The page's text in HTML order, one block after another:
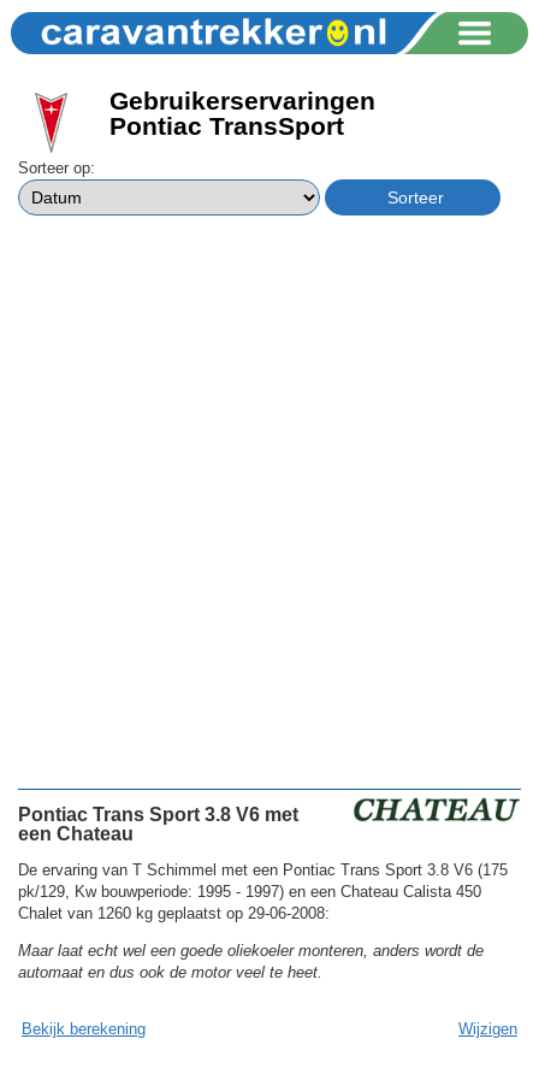
Gebruikerservaringen
Pontiac TransSport
Sorteer op:
Pontiac Trans Sport 3.8 V6 met
een Chateau
De ervaring van T Schimmel met een Pontiac Trans Sport 3.8 V6 (175
pk/129, Kw bouwperiode: 1995 - 1997) en een Chateau Calista 450
Chalet van 1260 kg geplaatst op 29-06-2008:
Maar laat echt wel een goede oliekoeler monteren, anders wordt de
automaat en dus ook de motor veel te heet.
Bekijk berekening Wijzigen